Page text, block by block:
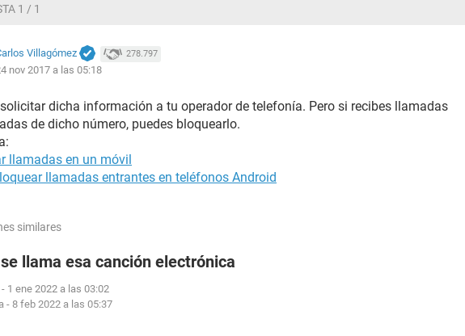
1 / 1
Villagómez 278.797
nov 2017 a las 05:18
dicha información a tu operador de telefonía. Pero si recibes llamadas
de dicho número, puedes bloquearlo.
llamadas en un móvil
llamadas entrantes en teléfonos Android
similares
llama esa canción electrónica
- 1 ene 2022 a las 03:02
- 8 feb 2022 a las 05:37